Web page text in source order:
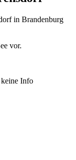
in Brandenburg
vor.
Info